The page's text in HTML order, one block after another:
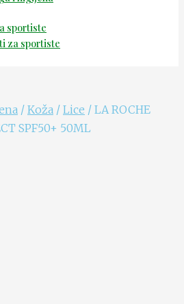
sportiste
za sportiste
/ Koža / Lice / LA ROCHE
SPF50+ 50ML